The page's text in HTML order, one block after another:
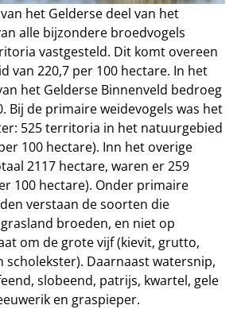
het Gelderse deel van het
alle bijzondere broedvogels
vastgesteld. Dit komt overeen
van 220,7 per 100 hectare. In het
het Gelderse Binnenveld bedroeg
Bij de primaire weidevogels was het
525 territoria in het natuurgebied
100 hectare). Inn het overige
2117 hectare, waren er 259
100 hectare). Onder primaire
verstaan de soorten die
broeden, en niet op
om de grote vijf (kievit, grutto,
Daarnaast watersnip,
slobeend, patrijs, kwartel, gele
en graspieper.